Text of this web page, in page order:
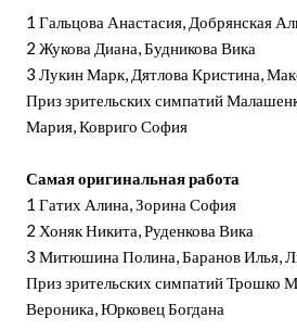
1 Гальцова Анастасия, Добрянская
2 Жукова Диана, Будникова Вика
3 Лукин Марк, Дятлова Кристина,
Приз зрительских симпатий
Мария, Ковриго София
Самая оригинальная работа
1 Гатих Алина, Зорина София
2 Хоняк Никита, Руденкова Вика
3 Митюшина Полина, Баранов Илья,
Приз зрительских симпатий Трошко
Вероника, Юрковец Богдана